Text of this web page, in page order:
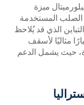
ميزة
الصلب المستخدمة
الذي قد يُلاحظ
مثاليًا لأسقف
حيث يشمل الدعم